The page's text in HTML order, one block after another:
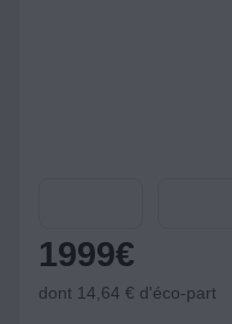
1999€
dont 14,64 € d'éco-part